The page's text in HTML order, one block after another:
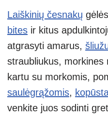
Laiškinių česnakų
bites ir kitus
atgrasyti amarus,
straubliukus, morkines
kartu su morkomis,
saulėgrąžomis,
venkite juos sodinti